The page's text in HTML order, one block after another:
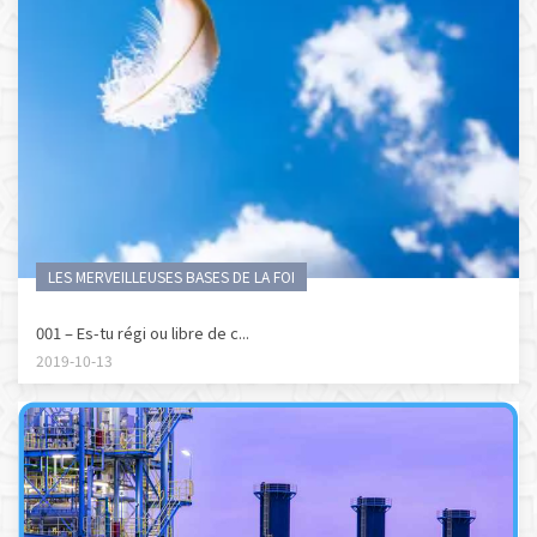
LES MERVEILLEUSES BASES DE LA FOI
001 – Es-tu régi ou libre de c...
2019-10-13